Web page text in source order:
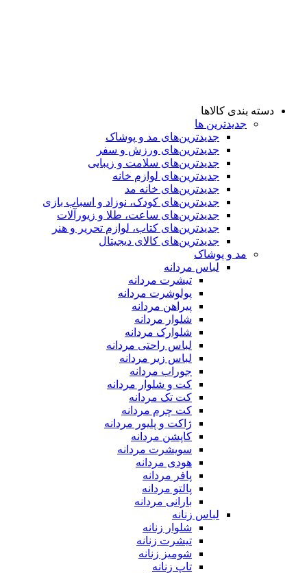
دسته بندی کالاها
جدیدترین ها
جدید‌ترین‌های مد و پوشاک
جدید‌ترین‌های ورزش و سفر
جدید‌ترین‌های سلامت و زیبایی
جدید‌ترین‌های لوازم خانه
جدیدترین‌های خانه مد
جدید‌ترین‌های کودک، نوزاد و اسباب بازی
جدید‌ترین‌های ساعت، طلا و زیورآلات
جدید‌ترین‌های کتاب، لوازم تحریر و هنر
جدید‌ترین‌های کالای دیجیتال
مد و پوشاک
لباس مردانه
تیشرت مردانه
پولوشرت مردانه
پیراهن مردانه
شلوار مردانه
شلوارک مردانه
لباس راحتی مردانه
لباس زیر مردانه
جوراب مردانه
کت و شلوار مردانه
کت تک مردانه
کت چرم مردانه
ژاکت و پلیور مردانه
کاپشن مردانه
سویشرت مردانه
هودی مردانه
پافر مردانه
پالتو مردانه
بارانی مردانه
لباس زنانه
شلوار زنانه
تیشرت زنانه
شومیز زنانه
تاپ زنانه